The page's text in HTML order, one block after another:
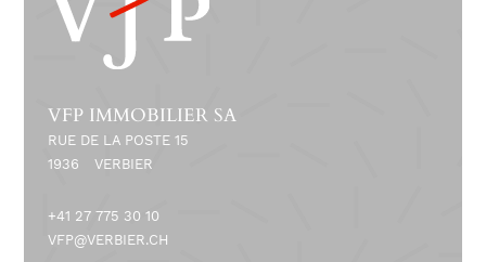
VFP IMMOBILIER SA
RUE DE LA POSTE 15
1936
VERBIER
+41 27 775 30 10
VFP@VERBIER.CH